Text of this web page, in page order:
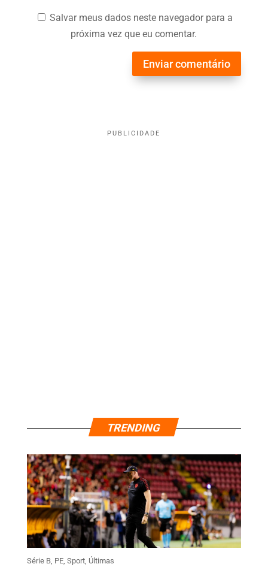
Salvar meus dados neste navegador para a
próxima vez que eu comentar.
Enviar comentário
PUBLICIDADE
TRENDING
Série B, PE, Sport, Últimas